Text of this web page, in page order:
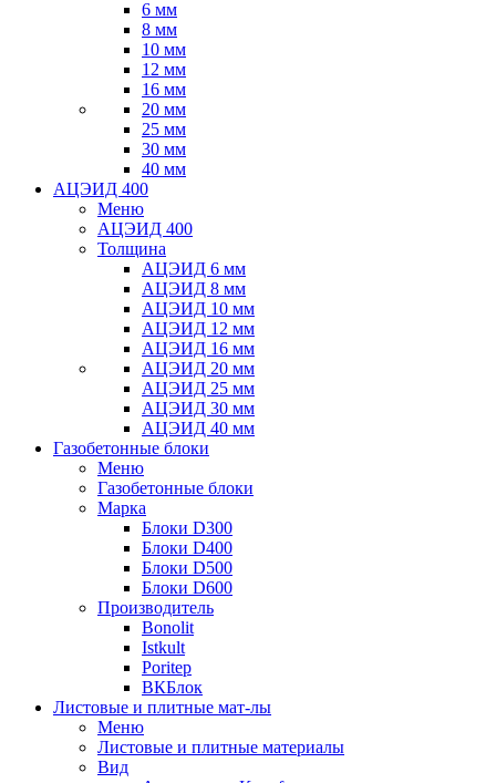
6 мм
8 мм
10 мм
12 мм
16 мм
20 мм
25 мм
30 мм
40 мм
АЦЭИД 400
Меню
АЦЭИД 400
Толщина
АЦЭИД 6 мм
АЦЭИД 8 мм
АЦЭИД 10 мм
АЦЭИД 12 мм
АЦЭИД 16 мм
АЦЭИД 20 мм
АЦЭИД 25 мм
АЦЭИД 30 мм
АЦЭИД 40 мм
Газобетонные блоки
Меню
Газобетонные блоки
Марка
Блоки D300
Блоки D400
Блоки D500
Блоки D600
Производитель
Bonolit
Istkult
Poritep
ВКБлок
Листовые и плитные мат-лы
Меню
Листовые и плитные материалы
Вид